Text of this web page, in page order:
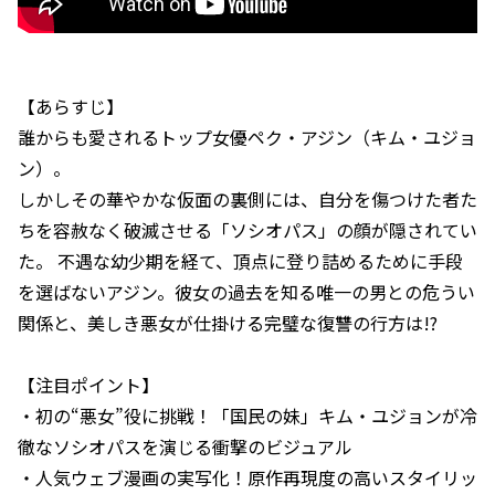
【あらすじ】
誰からも愛されるトップ女優ペク・アジン（キム・ユジョ
ン）。
しかしその華やかな仮面の裏側には、自分を傷つけた者た
ちを容赦なく破滅させる「ソシオパス」の顔が隠されてい
た。 不遇な幼少期を経て、頂点に登り詰めるために手段
を選ばないアジン。彼女の過去を知る唯一の男との危うい
関係と、美しき悪女が仕掛ける完璧な復讐の行方は!?
【注目ポイント】
・初の“悪女”役に挑戦！「国民の妹」キム・ユジョンが冷
徹なソシオパスを演じる衝撃のビジュアル
・人気ウェブ漫画の実写化！原作再現度の高いスタイリッ